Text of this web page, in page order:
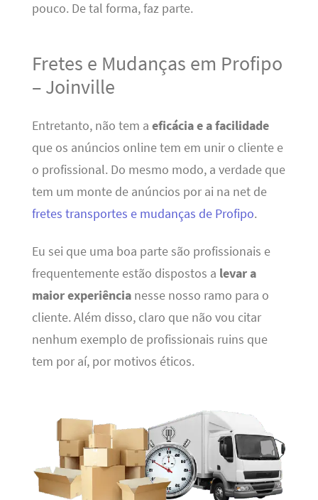
pouco. De tal forma, faz parte.
Fretes e Mudanças em Profipo
– Joinville
Entretanto, não tem a eficácia e a facilidade
que os anúncios online tem em unir o cliente e
o profissional. Do mesmo modo, a verdade que
tem um monte de anúncios por ai na net de
fretes transportes e mudanças de Profipo.
Eu sei que uma boa parte são profissionais e
frequentemente estão dispostos a levar a
maior experiêncianesse nosso ramo para o
cliente. Além disso, claro que não vou citar
nenhum exemplo de profissionais ruins que
tem por aí, por motivos éticos.